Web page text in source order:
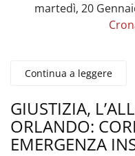
martedì, 20
Continua a leggere
GIUSTIZIA,
ORLANDO:
EMERGENZA